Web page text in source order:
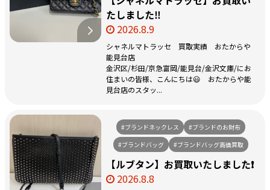
たしました‼
2026.8.9
シャネルマトラッセ 買取実績 おたからや
能見台店
金沢区/杉田/京急富岡/能見台/金沢文庫/にお
住まいの皆様、こんにちは😃 おたからや能
見台店のスタッ...
#ブランドネックレス
#ブランドのお財布
#ブランドバッグ
#ブランドバッグ高価買取
【ルブタン】お買取いたしました❗️
2026.8.8